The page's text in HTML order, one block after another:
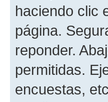
haciendo clic
página.
reponder.
permitidas.
encuestas,